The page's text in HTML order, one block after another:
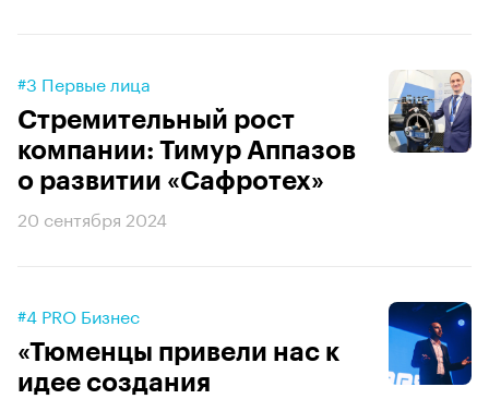
#3 Первые лица
Стремительный рост
компании: Тимур Аппазов
о развитии «Сафротех»
20 сентября 2024
#4 PRO Бизнес
«Тюменцы привели нас к
идее создания